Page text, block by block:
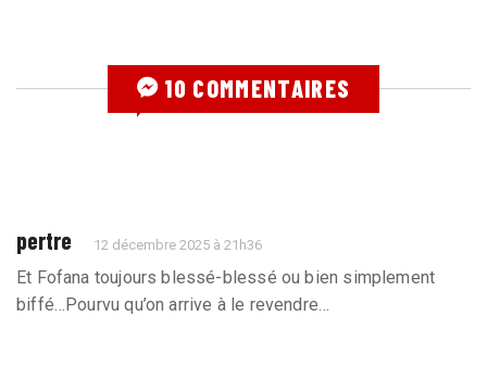
10 COMMENTAIRES
pertre 12 décembre 2025 à 21h36
Et Fofana toujours blessé-blessé ou bien simplement
biffé…Pourvu qu’on arrive à le revendre…